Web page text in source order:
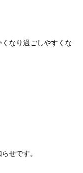
なり過ごしやすくな
せです。